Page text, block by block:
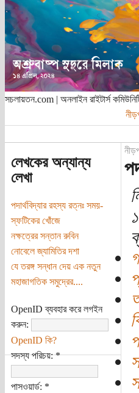
সচলায়তন.com | অনলাইন রাইটার্স
লেখকের অন্যান্য
লেখা
পদার্থবিদ্যার রহস্য রত্নঃ সময়-
স্ফটিকের খোঁজে
নক্ষত্রের সন্তান রুবিন
নোবেলে জ্যামিতির দশা
যে তরঙ্গ সন্ধান দেয় এক নতুন
মহাজাগতিক সমুদ্রের....
OpenID ব্যবহার করে লগইন
করুন:
OpenID কি?
সদস্য পরিচয়:*
পাসওয়ার্ড: *